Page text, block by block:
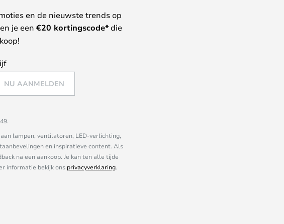
en de nieuwste trends op
je een €20 kortingscode*die
NU AANMELDEN
lampen, ventilatoren, LED-verlichting,
en inspiratieve content. Als
na een aankoop. Je kan ten alle tijde
informatie bekijk ons privacyverklaring.